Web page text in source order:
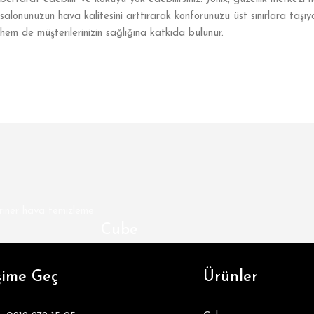
salonunuzun hava kalitesini arttırarak konforunuzu üst sınırlara
hem de müşterilerinizin sağlığına katkıda bulunur.
Geç Ürünler